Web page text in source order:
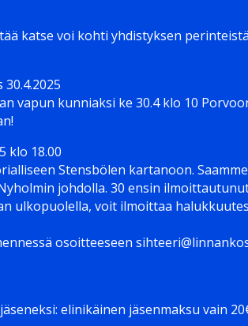
katse voi kohti yhdistyksen
vapun kunniaksi ke 30.4 klo 10
klo 18.00
Stensbölen kartanoon.
johdolla. 30 ensin
ulkopuolella, voit ilmoittaa
osoitteeseen
elinikäinen jäsenmaksu vain